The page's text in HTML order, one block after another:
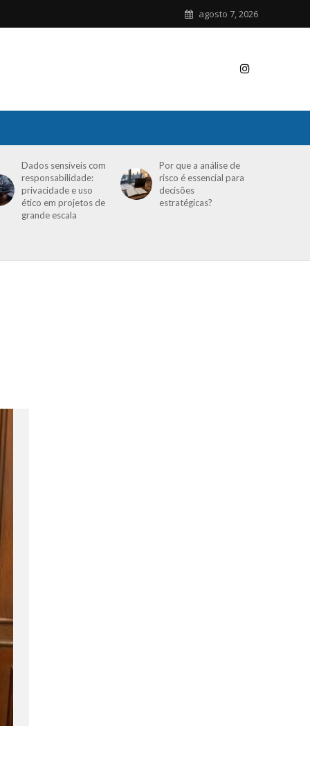
agosto 7, 2026
Dados sensíveis com
responsabilidade:
privacidade e uso
ético em projetos de
grande escala
Por que a análise de
risco é essencial para
decisões
estratégicas?